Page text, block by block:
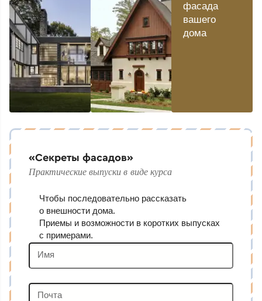
фасада
вашего
дома
«Секреты фасадов»
Практические выпуски в виде курса
Чтобы последовательно рассказать
о внешности дома.
Приемы и возможности в коротких выпусках
с примерами.
Имя
Почта